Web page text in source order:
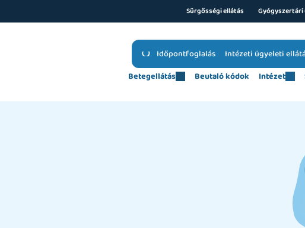
Sürgősségi ellátás Gyógyszertári
Időpontfoglalás Intézeti ügyeleti
Betegellátás
Beutaló kódok Intézet